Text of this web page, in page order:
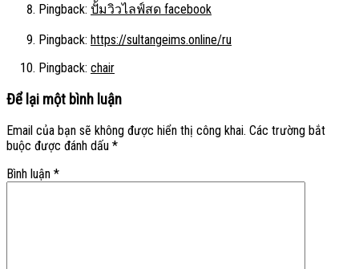
Pingback: ปั้มวิวไลฟ์สด facebook
Pingback: https://sultangeims.online/ru
Pingback: chair
Để lại một bình luận
Email của bạn sẽ không được hiển thị công khai. Các trường bắt
buộc được đánh dấu *
Bình luận *